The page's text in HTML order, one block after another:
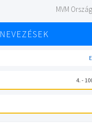
MVM
NEVEZÉSEK
4. -